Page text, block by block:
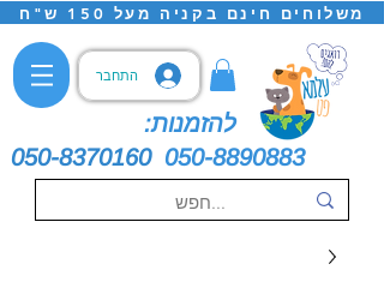
משלוחים חינם בקניה מעל 150 ש"ח
התחבר
להזמנות:
050-8370160 050-8890883